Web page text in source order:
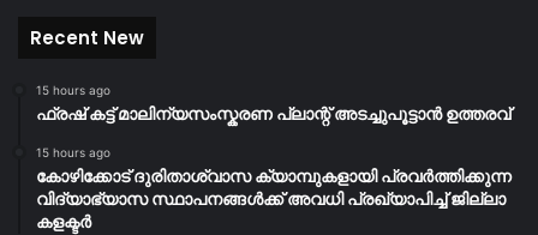
Recent New
15 hours ago
ഫ്രഷ് കട്ട് മാലിന്യസംസ്കരണ പ്ലാന്റ് അടച്ചുപൂട്ടാൻ ഉത്തരവ്
15 hours ago
കോഴിക്കോട് ദുരിതാശ്വാസ ക്യാമ്പുകളായി പ്രവര്‍ത്തിക്കുന്ന
വിദ്യാഭ്യാസ സ്ഥാപനങ്ങള്‍ക്ക് അവധി പ്രഖ്യാപിച്ച് ജില്ലാ
കളക്ടർ